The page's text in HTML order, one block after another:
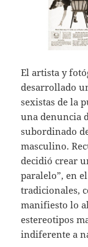
El artista y
desarrollado
sexistas de la
una denuncia
subordinado
masculino.
decidió crear
paralelo”, en
tradicionales,
manifiesto lo
estereotipos
indiferente a